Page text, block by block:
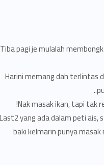
Tiba pagi je mulalah
Harini memang dah terlintas
Nak masak ikan, tapi tak
Last2 yang ada dalam peti ais,
baki kelmarin punya